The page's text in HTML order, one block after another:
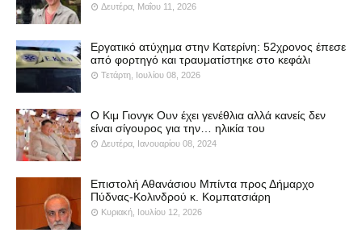
Δευτέρα, Μαΐου 11, 2026
Εργατικό ατύχημα στην Κατερίνη: 52χρονος έπεσε
από φορτηγό και τραυματίστηκε στο κεφάλι
Τετάρτη, Ιουλίου 08, 2026
Ο Κιμ Γιονγκ Ουν έχει γενέθλια αλλά κανείς δεν
είναι σίγουρος για την… ηλικία του
Δευτέρα, Ιανουαρίου 08, 2024
Επιστολή Αθανάσιου Μπίντα προς Δήμαρχο
Πύδνας-Κολινδρού κ. Κομπατσιάρη
Κυριακή, Ιουλίου 12, 2026